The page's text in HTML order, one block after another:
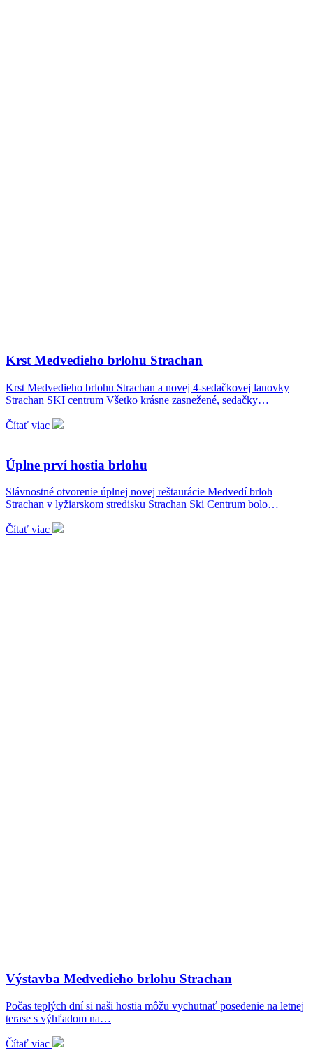
Krst Medvedieho brlohu Strachan
Krst Medvedieho brlohu Strachan a novej 4-sedačkovej lanovky
Strachan SKI centrum Všetko krásne zasnežené, sedačky…
Čítať viac
Úplne prví hostia brlohu
Slávnostné otvorenie úplnej novej reštaurácie Medvedí brloh
Strachan v lyžiarskom stredisku Strachan Ski Centrum bolo…
Čítať viac
Výstavba Medvedieho brlohu Strachan
Počas teplých dní si naši hostia môžu vychutnať posedenie na letnej
terase s výhľadom na…
Čítať viac